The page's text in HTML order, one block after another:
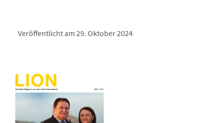
Veröffentlicht am 29. Oktober 2024